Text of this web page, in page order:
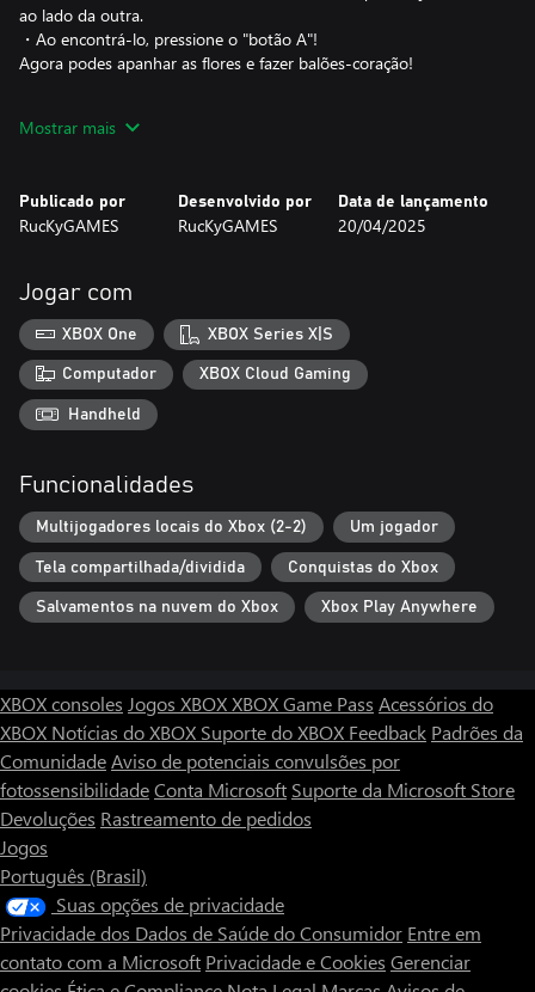
ao lado da outra.
・Ao encontrá-lo, pressione o "botão A"!
Agora podes apanhar as flores e fazer balões-coração!
<< E muito mais! >>
・No “Modo Puzzle”, precisas de descobrir maneiras de
transformar todas as flores no ecrã em balões-coração!
<< Pode ser jogado a dois jogadores >>
O Modo Livre também pode ser jogado por dois jogadores em
Mostrar mais
Publicado por
RucKyGAMES
Desenvolvido por
RucKyGAMES
Data de lançamento
20/04/2025
Jogar com
XBOX One XBOX Series X|S
Computador XBOX Cloud Gaming
Handheld
Funcionalidades
Multijogadores locais do Xbox (2-2) Um jogador
Tela compartilhada/dividida Conquistas do Xbox
Salvamentos na nuvem do Xbox Xbox Play Anywhere
XBOX consoles Jogos XBOXXBOX Game Pass Acessórios do
XBOX Notícias do XBOX Suporte do XBOX Feedback Padrões da
ComunidadeAviso de potenciais convulsões por
fotossensibilidadeConta Microsoft Suporte da Microsoft Store
Devoluções Rastreamento de pedidos
Jogos
Português (Brasil)
Suas opções de privacidade
Privacidade dos Dados de Saúde do Consumidor Entre em
contato com a Microsoft Privacidade e Cookies Gerenciar